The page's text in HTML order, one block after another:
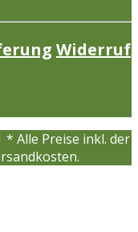
Widerruf
* Alle Preise inkl. der